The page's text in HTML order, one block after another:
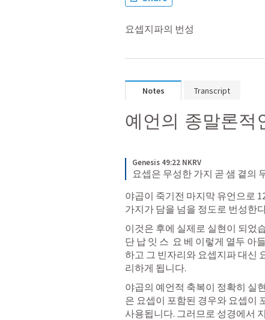
요셉지파의 번성
Notes Transcript
예언의 종말론적
Genesis 49:22 NKRV
요셉은 무성한 가지 곧 샘 곁의
야곱이 죽기전 마지막 유언으로
가지가 담을 넘을 정도로 번성한
이것은 후에 실제로 실현이 되었
단 납 잇 스  요 베 이렇게 열두 아
하고 그 빈자리와 요셉지파 대신
리하게 됩니다.
야곱의 예언적 축복이 정확히 실
은 요셉이 포함된 경우와 요셉이
사용됩니다. 그러므로 성경에서